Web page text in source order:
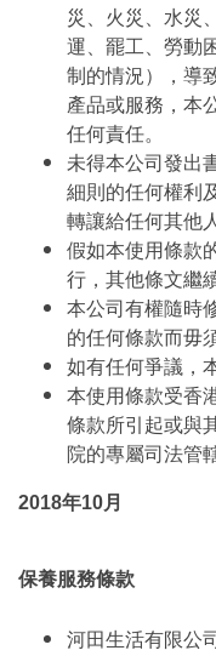
災、火災、水災
運、罷工、勞動
制的情況），導
產品或服務，本
任何責任。
未得本公司發出
細則的任何權利
轉讓給任何其他
假如本使用條款
行，其他條文繼
本公司有權隨時
的任何條款而毋
如有任何爭議，
本使用條款受香
條款所引起或與
院的專屬司法管
2018年10月
保養服務條款
河田生活有限公